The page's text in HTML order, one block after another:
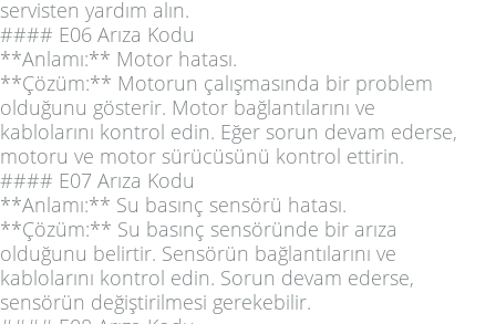
servisten yardım alın.
#### E06 Arıza Kodu
**Anlamı:** Motor hatası.
**Çözüm:** Motorun çalışmasında bir problem
olduğunu gösterir. Motor bağlantılarını ve
kablolarını kontrol edin. Eğer sorun devam ederse,
motoru ve motor sürücüsünü kontrol ettirin.
#### E07 Arıza Kodu
**Anlamı:** Su basınç sensörü hatası.
**Çözüm:** Su basınç sensöründe bir arıza
olduğunu belirtir. Sensörün bağlantılarını ve
kablolarını kontrol edin. Sorun devam ederse,
sensörün değiştirilmesi gerekebilir.